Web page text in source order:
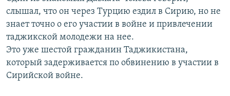
слышал, что он через Турцию ездил в Сирию, но не
знает точно о его участии в войне и привлечении
таджикской молодежи на нее.
Это уже шестой гражданин Таджикистана,
который задерживается по обвинению в участии в
Сирийской войне.